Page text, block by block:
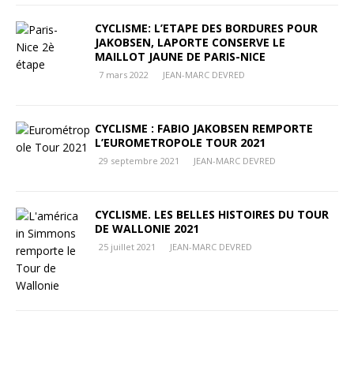
CYCLISME: L’ETAPE DES BORDURES POUR
JAKOBSEN, LAPORTE CONSERVE LE
MAILLOT JAUNE DE PARIS-NICE
7 mars 2022 JEAN-MARC DEVRED
CYCLISME : FABIO JAKOBSEN REMPORTE
L’EUROMETROPOLE TOUR 2021
29 septembre 2021 JEAN-MARC DEVRED
CYCLISME. LES BELLES HISTOIRES DU TOUR
DE WALLONIE 2021
25 juillet 2021 JEAN-MARC DEVRED